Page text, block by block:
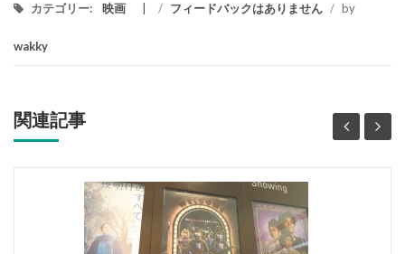
カテゴリー: 映画 / フィードバックはありません / by
wakky
関連記事